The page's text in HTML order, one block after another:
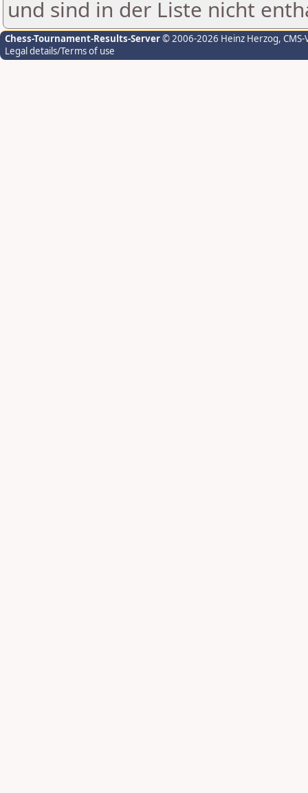
und sind in der Liste nicht
Chess-Tournament-Results-Server© 2006-2026 Heinz Herzog,
Legal details/Terms of use